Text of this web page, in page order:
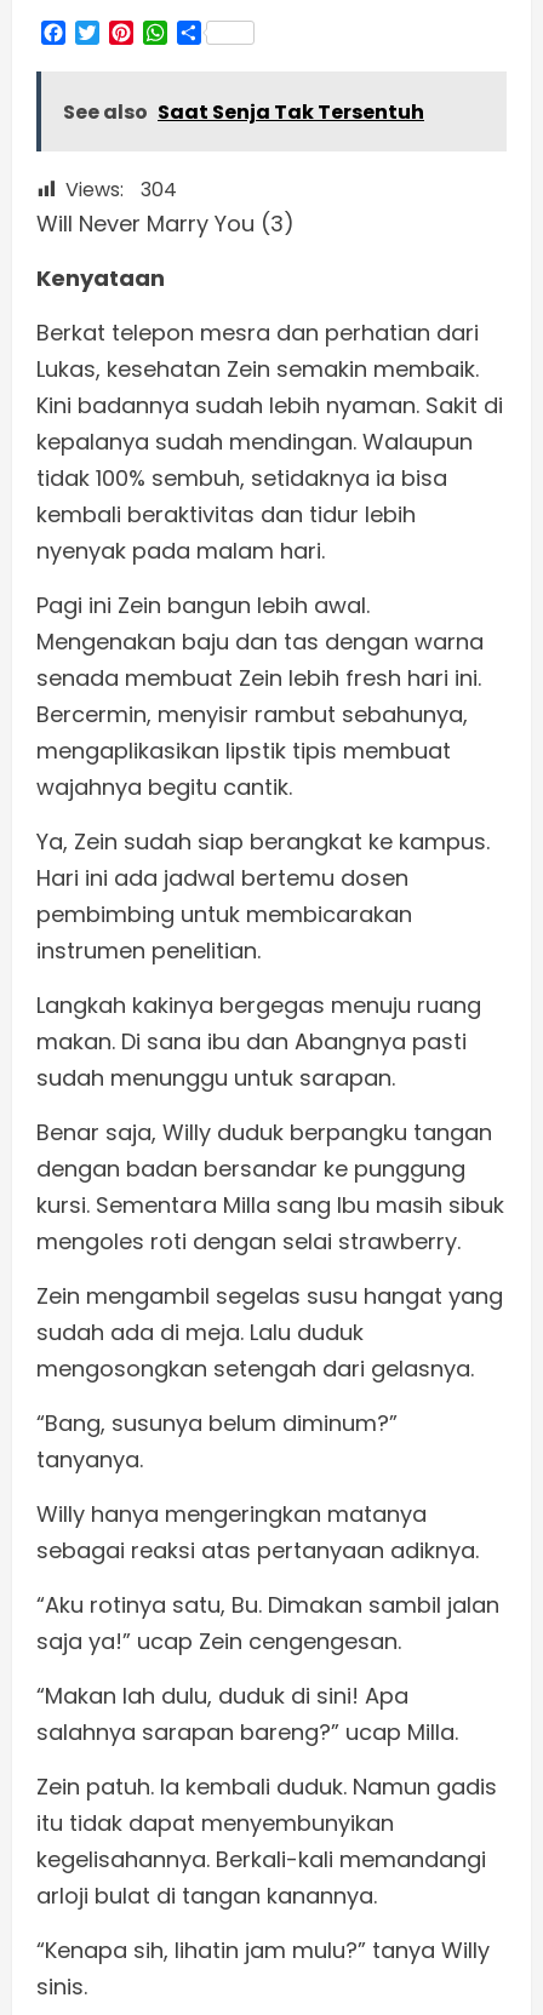
Facebook
TwitterPinterestWhatsApp
Share
See also Saat Senja Tak Tersentuh
Views: 304
Will Never Marry You (3)
Kenyataan
Berkat telepon mesra dan perhatian dari
Lukas, kesehatan Zein semakin membaik.
Kini badannya sudah lebih nyaman. Sakit di
kepalanya sudah mendingan. Walaupun
tidak 100% sembuh, setidaknya ia bisa
kembali beraktivitas dan tidur lebih
nyenyak pada malam hari.
Pagi ini Zein bangun lebih awal.
Mengenakan baju dan tas dengan warna
senada membuat Zein lebih fresh hari ini.
Bercermin, menyisir rambut sebahunya,
mengaplikasikan lipstik tipis membuat
wajahnya begitu cantik.
Ya, Zein sudah siap berangkat ke kampus.
Hari ini ada jadwal bertemu dosen
pembimbing untuk membicarakan
instrumen penelitian.
Langkah kakinya bergegas menuju ruang
makan. Di sana ibu dan Abangnya pasti
sudah menunggu untuk sarapan.
Benar saja, Willy duduk berpangku tangan
dengan badan bersandar ke punggung
kursi. Sementara Milla sang Ibu masih sibuk
mengoles roti dengan selai strawberry.
Zein mengambil segelas susu hangat yang
sudah ada di meja. Lalu duduk
mengosongkan setengah dari gelasnya.
“Bang, susunya belum diminum?”
tanyanya.
Willy hanya mengeringkan matanya
sebagai reaksi atas pertanyaan adiknya.
“Aku rotinya satu, Bu. Dimakan sambil jalan
saja ya!” ucap Zein cengengesan.
“Makan lah dulu, duduk di sini! Apa
salahnya sarapan bareng?” ucap Milla.
Zein patuh. Ia kembali duduk. Namun gadis
itu tidak dapat menyembunyikan
kegelisahannya. Berkali-kali memandangi
arloji bulat di tangan kanannya.
“Kenapa sih, lihatin jam mulu?” tanya Willy
sinis.